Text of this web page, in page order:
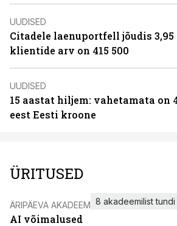
UUDISED
Citadele laenuportfell jõudis
klientide arv on 415 500
UUDISED
15 aastat hiljem: vahetamata on
eest Eesti kroone
ÜRITUSED
ÄRIPÄEVA AKADEEMIA
AI võimalused
8 akadeemilist tundi